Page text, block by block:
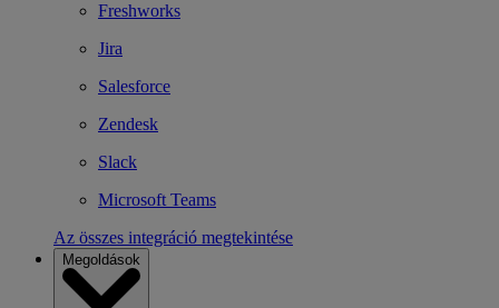
Freshworks
Jira
Salesforce
Zendesk
Slack
Microsoft Teams
Az összes integráció megtekintése
Megoldások